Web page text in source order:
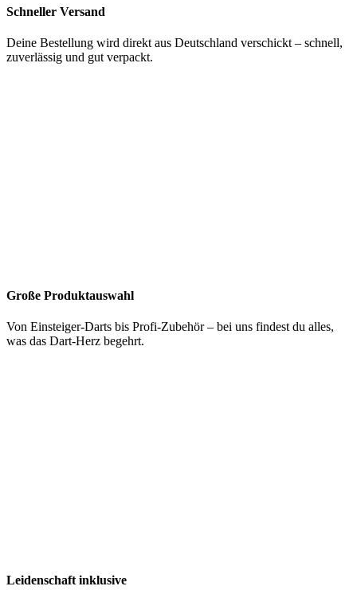
Schneller Versand
Deine Bestellung wird direkt aus Deutschland verschickt – schnell,
zuverlässig und gut verpackt.
Große Produktauswahl
Von Einsteiger-Darts bis Profi-Zubehör – bei uns findest du alles,
was das Dart-Herz begehrt.
Leidenschaft inklusive